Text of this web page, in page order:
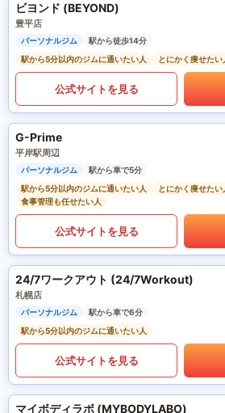
ビヨンド (BEYOND)
豊平店
パーソナルジム
駅から徒歩14分
駅から5分以内のジムに通いたい人
とにかく痩せたい
公式サイトを見る
G-Prime
平岸駅周辺
パーソナルジム
駅から車で5分
駅から5分以内のジムに通いたい人
とにかく痩せたい
食事管理も任せたい人
公式サイトを見る
24/7ワークアウト (24/7Workout)
札幌店
パーソナルジム
駅から車で6分
駅から5分以内のジムに通いたい人
公式サイトを見る
マイボディラボ (MYBODYLABO)